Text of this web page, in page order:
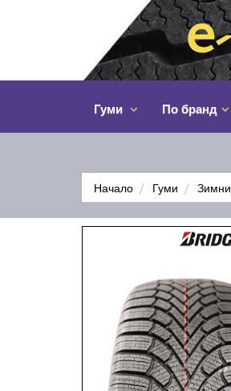
Гуми По бранд
Начало Гуми Зимни